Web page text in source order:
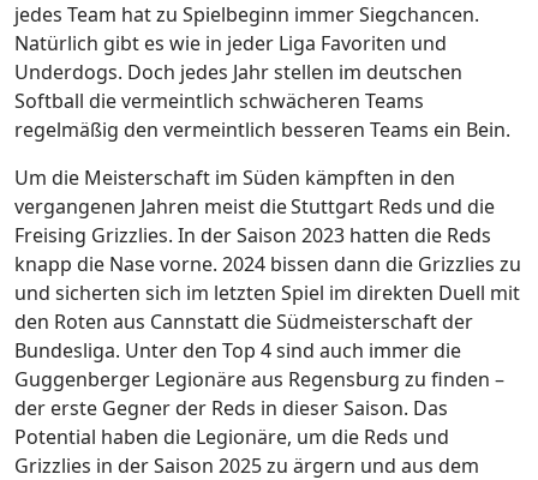
jedes Team hat zu Spielbeginn immer Siegchancen.
Natürlich gibt es wie in jeder Liga Favoriten und
Underdogs. Doch jedes Jahr stellen im deutschen
Softball die vermeintlich schwächeren Teams
regelmäßig den vermeintlich besseren Teams ein Bein.
Um die Meisterschaft im Süden kämpften in den
vergangenen Jahren meist die Stuttgart Reds und die
Freising Grizzlies. In der Saison 2023 hatten die Reds
knapp die Nase vorne. 2024 bissen dann die Grizzlies zu
und sicherten sich im letzten Spiel im direkten Duell mit
den Roten aus Cannstatt die Südmeisterschaft der
Bundesliga. Unter den Top 4 sind auch immer die
Guggenberger Legionäre aus Regensburg zu finden –
der erste Gegner der Reds in dieser Saison. Das
Potential haben die Legionäre, um die Reds und
Grizzlies in der Saison 2025 zu ärgern und aus dem